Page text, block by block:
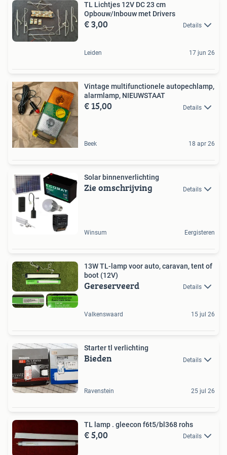
TL Lichtjes 12V DC 23 cm
Opbouw/Inbouw met Drivers
€ 3,00 Details
Leiden 17 jun 26
Vintage multifunctionele autopechlamp,
alarmlamp, NIEUWSTAAT
€ 15,00 Details
Beek 18 apr 26
Solar binnenverlichting
Zie omschrijving Details
Winsum Eergisteren
13W TL-lamp voor auto, caravan, tent of
boot (12V)
Gereserveerd Details
Valkenswaard 15 jul 26
Starter tl verlichting
Bieden Details
Ravenstein 25 jul 26
TL lamp . gleecon f6t5/bl368 rohs
€ 5,00 Details